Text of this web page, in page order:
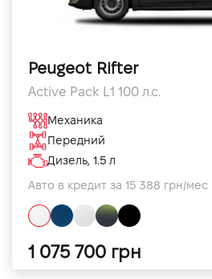
Peugeot Rifter
Active Pack L1 100 л.с.
Механика
Передний
Дизель, 1.5 л
Авто в кредит за 15 388 грн/мес
1 075 700 грн